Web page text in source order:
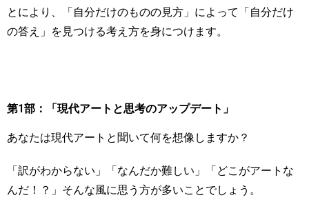
とにより、「自分だけのものの見方」によって「自分だけ
の答え」を見つける考え方を身につけます。
第1部：「現代アートと思考のアップデート」
あなたは現代アートと聞いて何を想像しますか？
「訳がわからない」「なんだか難しい」「どこがアートな
んだ！？」そんな風に思う方が多いことでしょう。